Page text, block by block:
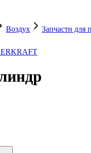
Воздух Запчасти для